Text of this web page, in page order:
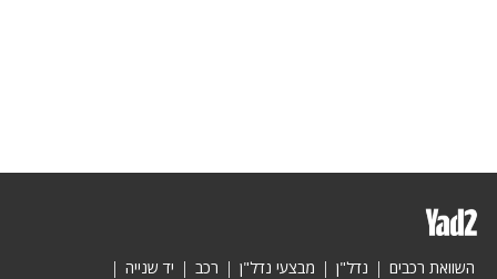
השוואת רכבים נדל"ן מבצעי נדל"ן רכב יד שנייה